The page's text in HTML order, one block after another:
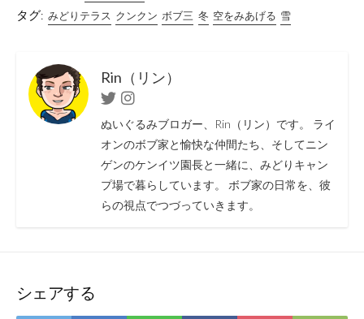
タグ: みどりテラス クンクン ボブ三 冬 空をみあげる 雪
Rin（リン）
TwitterInstagram
ぬいぐるみブロガー、Rin（リン）です。 ライ
オンのボブ家と愉快な仲間たち、そしてニン
ゲンのケンイツ園長と一緒に、みどりキャン
プ場で暮らしています。 ボブ家の日常を、彼
らの視点でつづっていきます。
シェアする